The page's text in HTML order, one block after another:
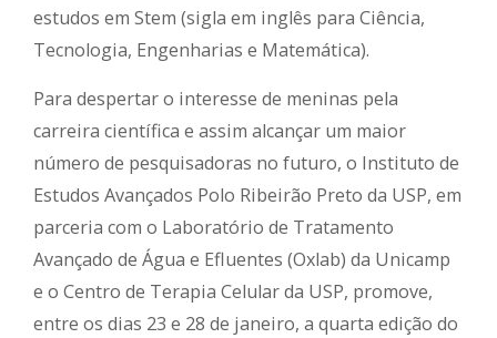
estudos em Stem (sigla em inglês para Ciência,
Tecnologia, Engenharias e Matemática).
Para despertar o interesse de meninas pela
carreira científica e assim alcançar um maior
número de pesquisadoras no futuro, o Instituto de
Estudos Avançados Polo Ribeirão Preto da USP, em
parceria com o Laboratório de Tratamento
Avançado de Água e Efluentes (Oxlab) da Unicamp
e o Centro de Terapia Celular da USP, promove,
entre os dias 23 e 28 de janeiro, a quarta edição do